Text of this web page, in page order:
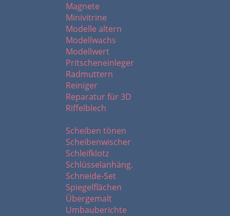
Magnete
Minivitrine
Modelle altern
Modellwachs
Modellwert
Pritscheneinleger
Radmuttern
Reiniger
Reparatur für 3D
Riffelblech
Scheiben tönen
Scheibenwischer
Schleifklotz
Schlüsselanhäng.
Schneide-Set
Spiegelflächen
Übergemalt
Umbauberichte